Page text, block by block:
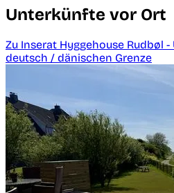
Unterkünfte vor Ort
Zu Inserat Hyggehouse Rudbøl
deutsch / dänischen Grenze